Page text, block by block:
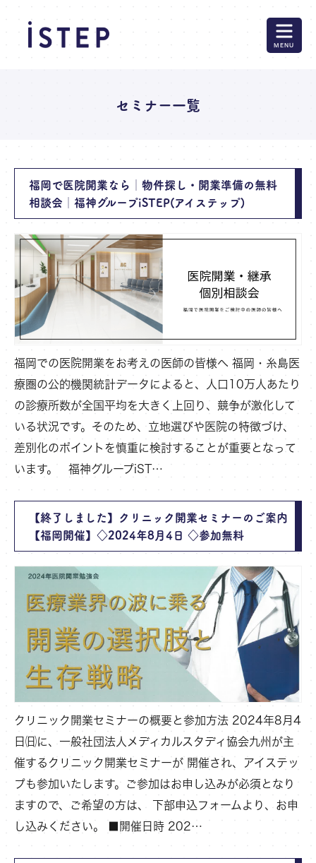
MENU
セミナー一覧
福岡で医院開業なら│物件探し・開業準備の無料
相談会│福神グループiSTEP(アイステップ)
福岡での医院開業をお考えの医師の皆様へ 福岡・糸島医
療圏の公的機関統計データによると、人口10万人あたり
の診療所数が全国平均を大きく上回り、競争が激化して
いる状況です。そのため、立地選びや医院の特徴づけ、
差別化のポイントを慎重に検討することが重要となって
います。 福神グループiST…
【終了しました】クリニック開業セミナーのご案内
【福岡開催】◇2024年8月4日 ◇参加無料
クリニック開業セミナーの概要と参加方法 2024年8月4
日㈰に、一般社団法人メディカルスタディ協会九州が主
催するクリニック開業セミナーが 開催され、アイステッ
プも参加いたします。ご参加はお申し込みが必須となり
ますので、ご希望の方は、 下部申込フォームより、お申
し込みください。 ■開催日時 202…